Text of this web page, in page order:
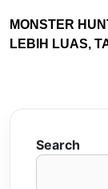
MONSTER
LEBIH LUAS,
Search